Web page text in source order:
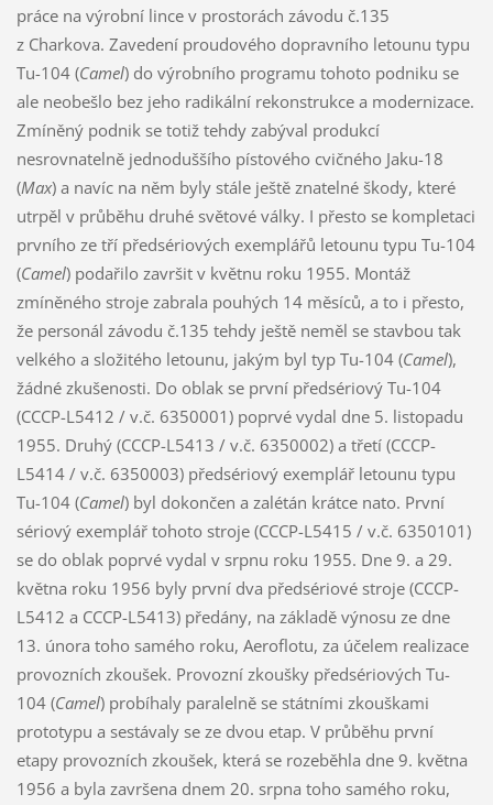
práce na výrobní lince v prostorách závodu č.135
z Charkova. Zavedení proudového dopravního letounu typu
Tu-104 (Camel) do výrobního programu tohoto podniku se
ale neobešlo bez jeho radikální rekonstrukce a modernizace.
Zmíněný podnik se totiž tehdy zabýval produkcí
nesrovnatelně jednoduššího pístového cvičného Jaku-18
(Max) a navíc na něm byly stále ještě znatelné škody, které
utrpěl v průběhu druhé světové války. I přesto se kompletaci
prvního ze tří předsériových exemplářů letounu typu Tu-104
(Camel) podařilo završit v květnu roku 1955. Montáž
zmíněného stroje zabrala pouhých 14 měsíců, a to i přesto,
že personál závodu č.135 tehdy ještě neměl se stavbou tak
velkého a složitého letounu, jakým byl typ Tu-104 (Camel),
žádné zkušenosti. Do oblak se první předsériový Tu-104
(CCCP-L5412 / v.č. 6350001) poprvé vydal dne 5. listopadu
1955. Druhý (CCCP-L5413 / v.č. 6350002) a třetí (CCCP-
L5414 / v.č. 6350003) předsériový exemplář letounu typu
Tu-104 (Camel) byl dokončen a zalétán krátce nato. První
sériový exemplář tohoto stroje (CCCP-L5415 / v.č. 6350101)
se do oblak poprvé vydal v srpnu roku 1955. Dne 9. a 29.
května roku 1956 byly první dva předsériové stroje (CCCP-
L5412 a CCCP-L5413) předány, na základě výnosu ze dne
13. února toho samého roku, Aeroflotu, za účelem realizace
provozních zkoušek. Provozní zkoušky předsériových Tu-
104 (Camel) probíhaly paralelně se státními zkouškami
prototypu a sestávaly se ze dvou etap. V průběhu první
etapy provozních zkoušek, která se rozeběhla dne 9. května
1956 a byla završena dnem 20. srpna toho samého roku,